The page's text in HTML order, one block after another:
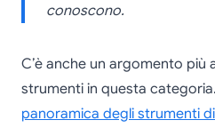
conoscono.
C’è anche un argomento più
strumenti in questa
panoramica degli strumenti